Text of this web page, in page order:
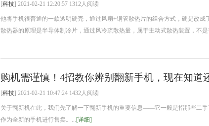
[科技] 2021-02-21 12:20:57 1312人阅读
他将手机很普通的一款透明硬壳，通过风扇+铜管散热片的组合方式，硬是改成
散热器的原理是半导体制冷片，通过风冷疏散热量，属于主动式散热装置，不
购机需谨慎！4招教你辨别翻新手机，现在知道
[科技] 2021-02-21 10:47:24 1432人阅读
关于翻新机在此，我们先了解一下翻新手机的重要信息——它一般是指那些二
作为全新的手机进行售卖。...[详细]